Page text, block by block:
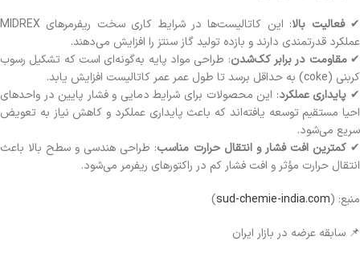
✔︎فعالیت بالا
: این کاتالیست‌ها در شرایط کاری سخت ریفرمرهای MIDREX
عملکرد قدرتمندی دارند و بازده تولید گاز سنتز را افزایش می‌دهند.
✔︎مقاومت در برابر کک‌شدن: طراحی مواد پایه به‌گونه‌ای است که تشکیل رسوب
کربنی (coke) به حداقل برسد تا طول عمر عمر کاتالیست افزایش یابد.
✔︎ پایداری عملکرد: این محصولات برای شرایط دمایی و فشار پایین در واحدهای
احیا مستقیم توسعه یافته‌اند که باعث پایداری عملکرد و کاهش نیاز به تعویض
سریع می‌شود.
✔︎کمترین افت فشار و انتقال حرارت مناسب: طراحی هندسی و سطح بالا باعث
انتقال حرارت مؤثر و افت فشار کم در راکتورهای ریفرمر می‌شود.
منبع: (sud-chemie-india.com
)
📌 سابقه عرضه در بازار ایران